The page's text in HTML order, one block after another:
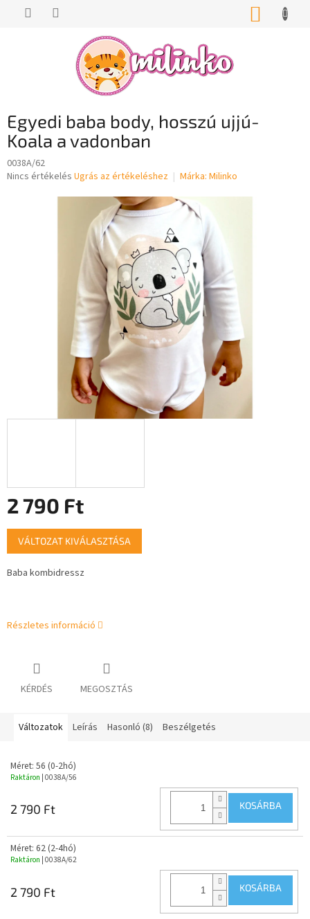
KOSÁR
Egyedi baba body, hosszú ujjú-
Koala a vadonban
0038A/62
A
Nincs értékelés Ugrás az értékeléshez Márka: Milinko
2 790 Ft
Egységár:
VÁLTOZAT KIVÁLASZTÁSA
Baba kombidressz
Részletes információ
KÉRDÉS MEGOSZTÁS
Változatok Leírás Hasonló (8) Beszélgetés
Méret: 56 (0-2hó)
Raktáron | 0038A/56
2 790 Ft KOSÁRBA
Méret: 62 (2-4hó)
Raktáron | 0038A/62
2 790 Ft KOSÁRBA